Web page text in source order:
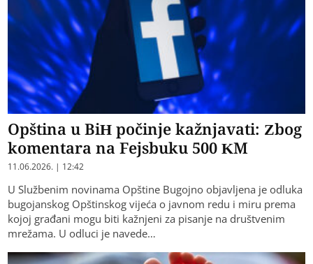
Opština u BiH počinje kažnjavati: Zbog
komentara na Fejsbuku 500 KM
11.06.2026. | 12:42
U Službenim novinama Opštine Bugojno objavljena je odluka
bugojanskog Opštinskog vijeća o javnom redu i miru prema
kojoj građani mogu biti kažnjeni za pisanje na društvenim
mrežama. U odluci je navede…